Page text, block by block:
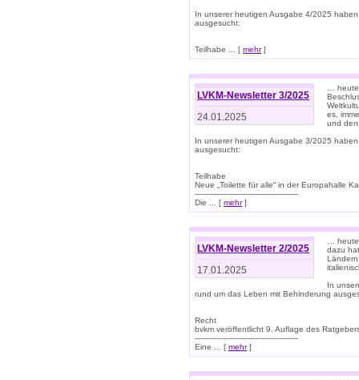
In unserer heutigen Ausgabe 4/2025
ausgesucht:
Teilhabe ... [ mehr]
LVKM-Newsletter 3/2025
24.01.2025
…
es,
und
In unserer heutigen Ausgabe 3/2025
ausgesucht:
Teilhabe
Neue „Toilette für alle“ in der Europahalle
-------------------------------------------
Die ... [ mehr]
LVKM-Newsletter 2/2025
17.01.2025
…
dazu
In
rund um das Leben mit Behinderung
Recht
bvkm veröffentlicht 9. Auflage des
-------------------------------------------
Eine ... [ mehr]